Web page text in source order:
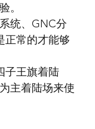
。
统、GNC分
正常的才能够
子王旗着陆
主着陆场来使